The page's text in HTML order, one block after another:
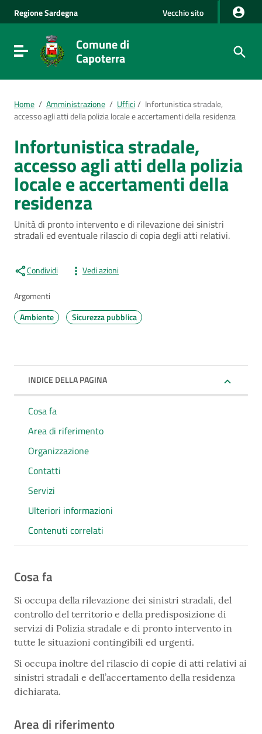
Vai alla navigazione del sito
Vai al Footer
RegioneSardegna Vecchio sito
Visualizza/nascondi menu di navigazione
Comune di
Capoterra
Home / Amministrazione / Uffici / Infortunistica stradale,
accesso agli atti della polizia locale e accertamenti della residenza
Infortunistica stradale,
accesso agli atti della polizia
locale e accertamenti della
residenza
Unità di pronto intervento e di rilevazione dei sinistri
stradali ed eventuale rilascio di copia degli atti relativi.
Condividi Vedi azioni
Argomenti
Ambiente
Sicurezza pubblica
INDICE DELLA PAGINA
Cosa fa
Area di riferimento
Organizzazione
Contatti
Servizi
Ulteriori informazioni
Contenuti correlati
Cosa fa
Si occupa della rilevazione dei sinistri stradali, del
controllo del territorio e della predisposizione di
servizi di Polizia stradale e di pronto intervento in
tutte le situazioni contingibili ed urgenti.
Si occupa inoltre del rilascio di copie di atti relativi ai
sinistri stradali e dell’accertamento della residenza
dichiarata.
Area di riferimento